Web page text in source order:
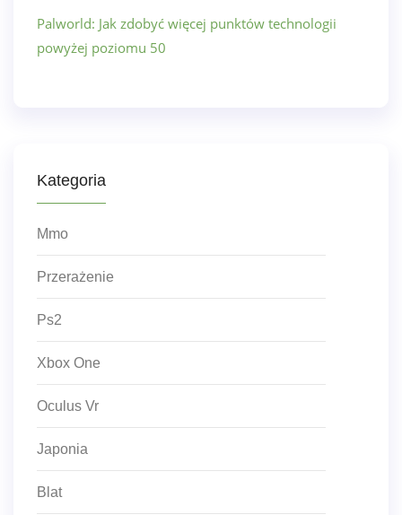
Palworld: Jak zdobyć więcej punktów technologii
powyżej poziomu 50
Kategoria
Mmo
Przerażenie
Ps2
Xbox One
Oculus Vr
Japonia
Blat